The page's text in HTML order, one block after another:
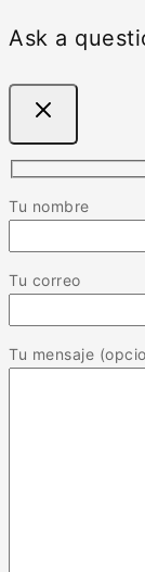
Ask a
Tu nombre
Tu correo
Tu mensaje